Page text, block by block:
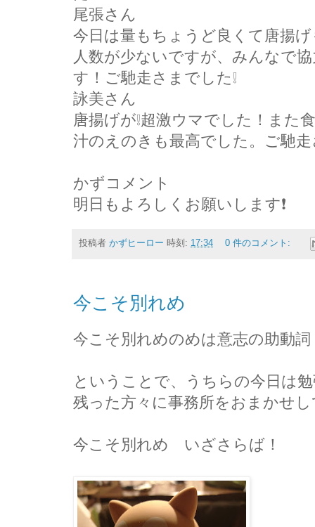
尾張さん
今日は量もちょうど良くて唐揚げ
人数が少ないですが、みんなで
す！ご馳走さまでした❕
詠美さん
唐揚げが❕超激ウマでした！また
汁のえのきも最高でした。ご馳走
かずコメント
明日もよろしくお願いします❗
投稿者 かずヒーロー 時刻: 17:34 0 件のコメント:
今こそ別れめ
今こそ別れめのめは意志の助動詞
ということで、うちらの今日は
残った方々に事務所をおまかせし
今こそ別れめ いざさらば！